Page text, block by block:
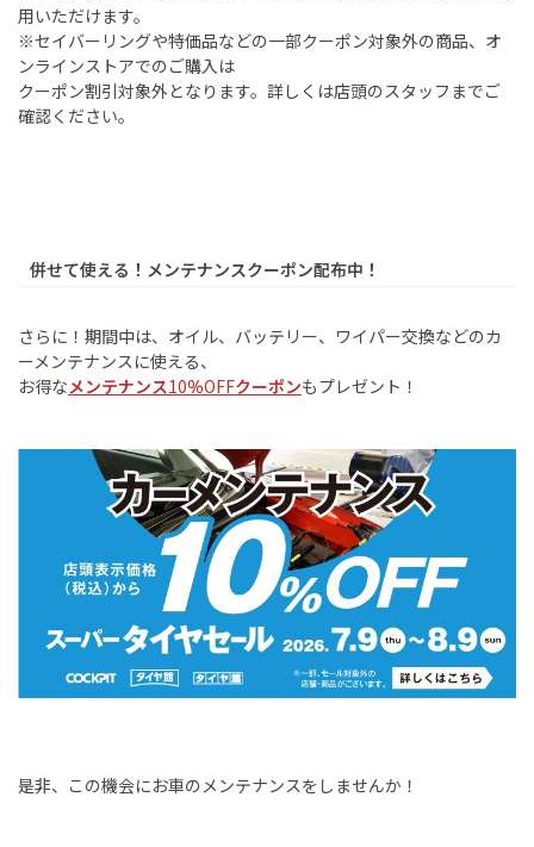
用いただけます。
※セイバーリングや特価品などの一部クーポン対象外の商品、オ
ンラインストアでのご購入は
クーポン割引対象外となります。詳しくは店頭のスタッフまでご
確認ください。
併せて使える！メンテナンスクーポン配布中！
さらに！期間中は、オイル、バッテリー、ワイパー交換などのカ
ーメンテナンスに使える、
お得なメンテナンス10％OFFクーポンもプレゼント！
是非、この機会にお車のメンテナンスをしませんか！